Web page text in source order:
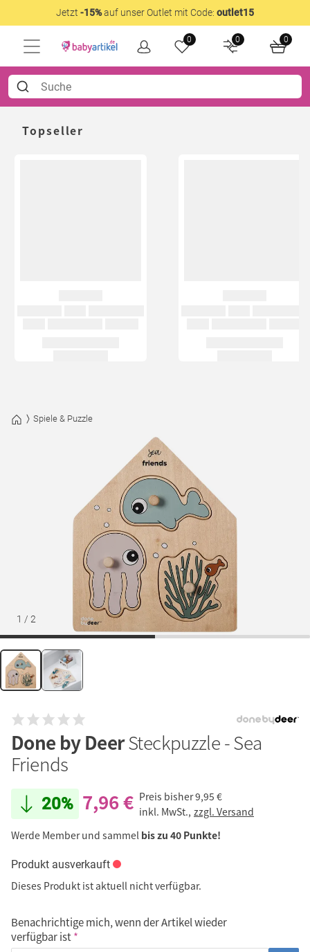
Jetzt -15%auf unser Outlet mit Code: outlet15
0 0 0
Topseller
Spiele & Puzzle
1 / 2
Done by DeerSteckpuzzle - Sea
Friends
20% 7,96 € Preis bisher9,95 €
inkl. MwSt., zzgl. Versand
Werde Member und sammel bis zu 40 Punkte!
Produkt ausverkauft
Dieses Produkt ist aktuell nicht verfügbar.
Benachrichtige mich, wenn der Artikel wieder
verfügbar ist